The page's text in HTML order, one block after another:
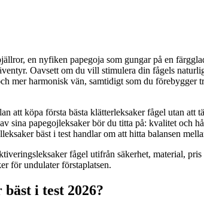
en nyfiken papegoja som gungar på en
Oavsett om du vill stimulera din fågels
mer harmonisk vän, samtidigt som du
att köpa första bästa klätterleksaker fågel utan
sina papegojleksaker bör du titta på: kvalitet och
bäst i test handlar om att hitta balansen
fågel utifrån säkerhet, material,
för undulater förstaplatsen.
i test 2026?